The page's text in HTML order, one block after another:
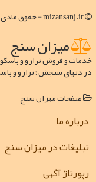
میزان سنج
خدمات و فروش ترازو و
در دنیای سنجش ؛ ترازو و
صفحات میزان سنج
درباره ما
تبلیغات در میزان سنج
رپورتاژ آگهی